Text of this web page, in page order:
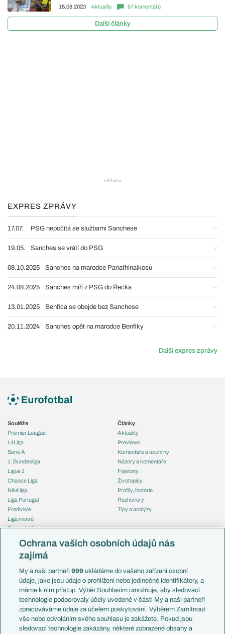
15.08.2023 Aktuality 67 komentářů
Další články
EXPRES ZPRÁVY
17.07. PSG nepočítá se službami Sanchese
19.05. Sanches se vrátí do PSG
08.10.2025 Sanches na marodce Panathinaikosu
24.08.2025 Sanches míří z PSG do Řecka
13.01.2025 Benfica se obejde bez Sanchese
20.11.2024 Sanches opět na marodce Benfiky
Další expres zprávy
Soutěže
Premier League
LaLiga
Serie A
1. Bundesliga
Ligue 1
Chance Liga
Niké liga
Liga Portugal
Eredivisie
Liga mistrů
Evropská liga
Mistrovství světa
Liga národů
Témata
Představení týmů MS
EuroSkauting
PL v kostce
Evropské koeficienty
Přestupy
Články
Aktuality
Previews
Komentáře a souhrny
Názory a komentáře
Fejetony
Životopisy
Profily, historie
Rozhovory
Tipy a analýzy
Česko
Francie
Itálie
Německo
Španělsko
Argentina
Brazílie
Ochrana vašich osobních údajů nás
zajímá
My a naši partneři999 ukládáme do vašeho zařízení osobní
údaje, jako jsou údaje o prohlížení nebo jedinečné identifikátory, a
máme k nim přístup. Výběr Souhlasím umožňuje, aby sledovací
technologie podporovaly účely uvedené v části My a naši partneři
zpracováváme údaje za účelem poskytování. Výběrem Zamítnout
vše nebo odvoláním svého souhlasu je zakážete. Pokud jsou
sledovací technologie zakázány, některé zobrazené obsahy a